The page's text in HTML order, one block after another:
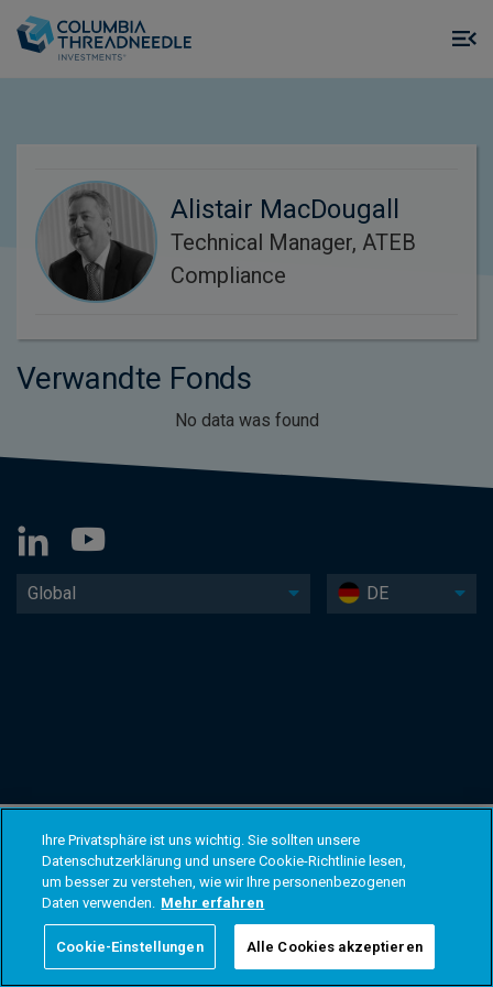
Alistair MacDougall
Technical Manager, ATEB
Compliance
Verwandte Fonds
No data was found
Global DE
Ihre Privatsphäre ist uns wichtig. Sie sollten unsere
Datenschutzerklärung und unsere Cookie-Richtlinie lesen,
um besser zu verstehen, wie wir Ihre personenbezogenen
Daten verwenden. Mehr erfahren
Cookie-Einstellungen Alle Cookies akzeptieren